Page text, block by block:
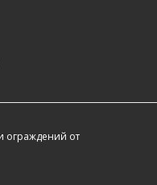
ограждений от